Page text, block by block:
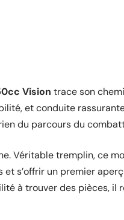
Vision trace son
et conduite
du parcours du
Véritable tremplin, ce
s’offrir un premier
à trouver des pièces,